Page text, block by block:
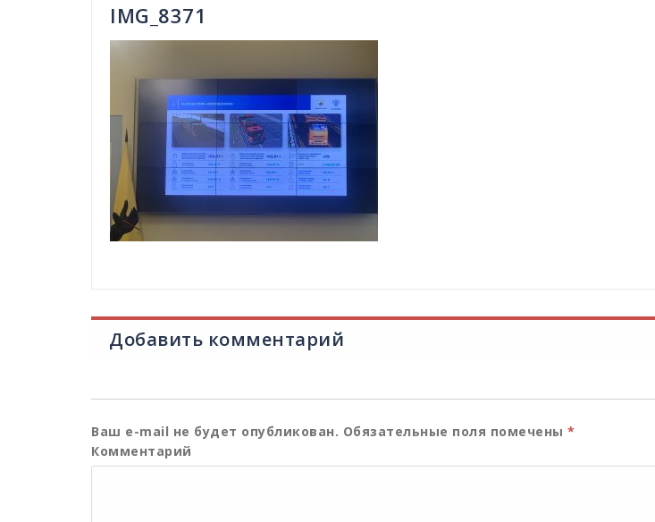
IMG_8371
Добавить комментарий
Ваш e-mail не будет опубликован. Обязательные поля помечены *
Комментарий